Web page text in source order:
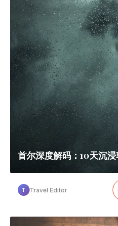
首尔深度解码：10天沉
T Travel Editor